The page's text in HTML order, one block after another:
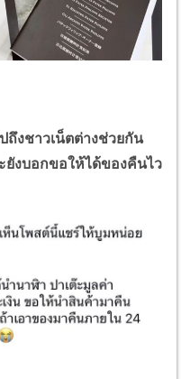
ชาวเน็ตต่างช่วยกัน
งบอกขอให้ได้ของคืนไว